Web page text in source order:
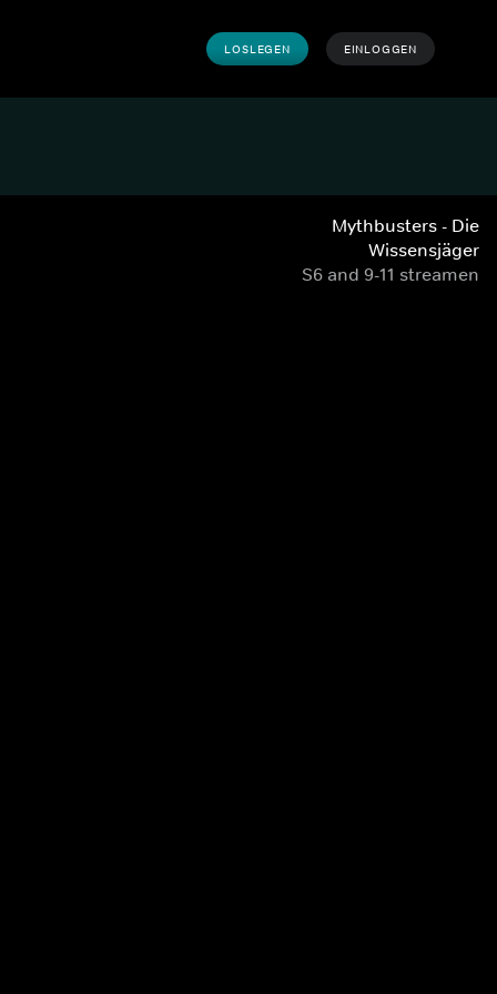
LOSLEGEN EINLOGGEN
Mythbusters - Die
Wissensjäger
S6 and 9-11 streamen